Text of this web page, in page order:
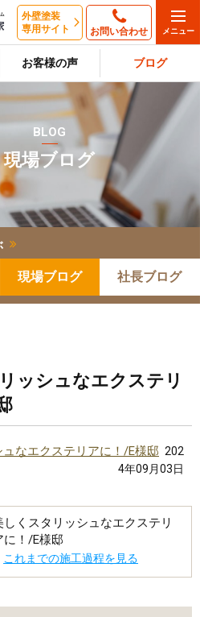
外壁塗装
専用サイト
お問い合わせ
お客様の声 ブログ
BLOG
現場ブログ
現場ブログ 社長ブログ
ッシュなエクステリ
なエクステリアに！/E様邸 202
4年09月03日
しくスタリッシュなエクステリ
に！/E様邸
これまでの施工過程を見る